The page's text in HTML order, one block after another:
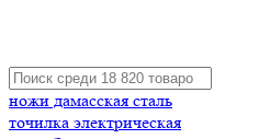
ножи дамасская сталь
точилка электрическая